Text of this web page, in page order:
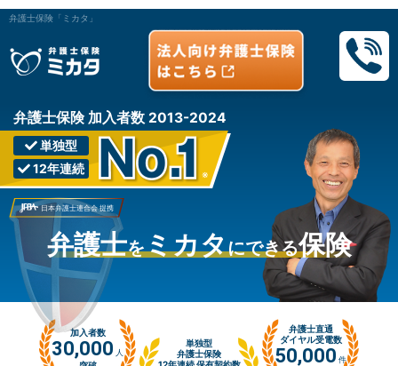
弁護士保険「ミカタ」
弁護士保険 加入者数 2013-2024
単独型
12年連続
※
日本弁護士連合会 提携
弁護士をミカタにできる保険
加入者数
30,000 人
単独型
弁護士保険
弁護士直通
ダイヤル受電数
50,000 件